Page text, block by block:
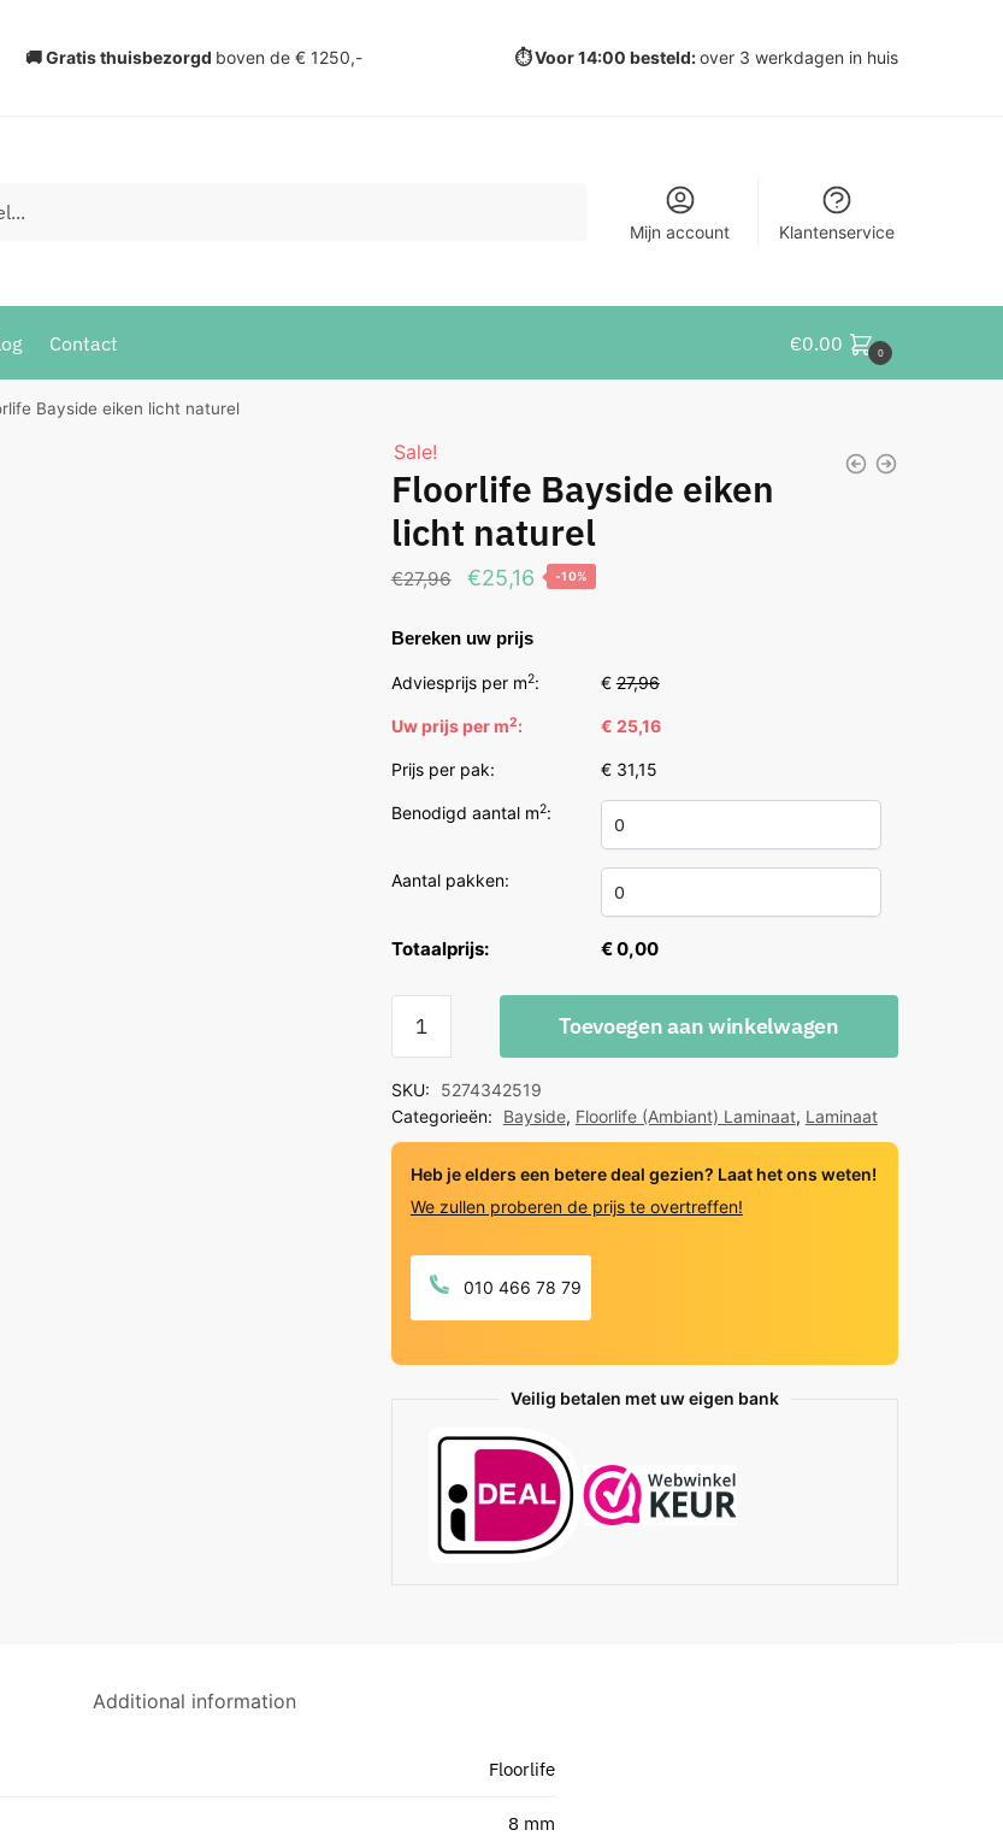
🚚 Gratis thuisbezorgd boven de € 1250,- ⏱️ Voor 14:00 besteld:over 3 werkdagen in huis
Mijn account Klantenservice
Contact €0.00 0
Bayside eiken licht naturel
Sale!
Floorlife Bayside eiken
licht naturel
€27,96
Oorspronkelijke
was:
€27,96.
€25,16Huidige
is:
€25,16.
-10%
Bereken uw prijs
Adviesprijs per m2: €27,96
Uw prijs per m2: € 25,16
Prijs per pak: € 31,15
Benodigd aantal m2:
Aantal pakken:
Totaalprijs: € 0,00
Bayside
licht
naturel
Toevoegen aan winkelwagen
SKU:
5274342519
Categorieën:
Bayside, Floorlife (Ambiant) Laminaat, Laminaat
Heb je elders een betere deal gezien? Laat het ons weten!
We zullen proberen de prijs te overtreffen!
010 466 78 79
Veilig betalen met uw eigen bank
Additional information
Floorlife
8 mm